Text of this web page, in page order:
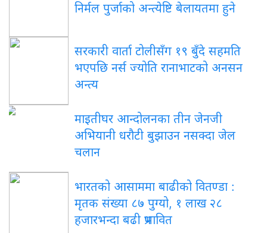
निर्मल पुर्जाको अन्त्येष्टि बेलायतमा हुने
सरकारी वार्ता टोलीसँग १९ बुँदे सहमति
भएपछि नर्स ज्योति रानाभाटको अनसन
अन्त्य
माइतीघर आन्दोलनका तीन जेनजी
अभियानी धरौटी बुझाउन नसक्दा जेल
चलान
भारतको आसाममा बाढीको वितण्डा :
मृतक संख्या ८७ पुग्यो, १ लाख २८
हजारभन्दा बढी प्रभावित